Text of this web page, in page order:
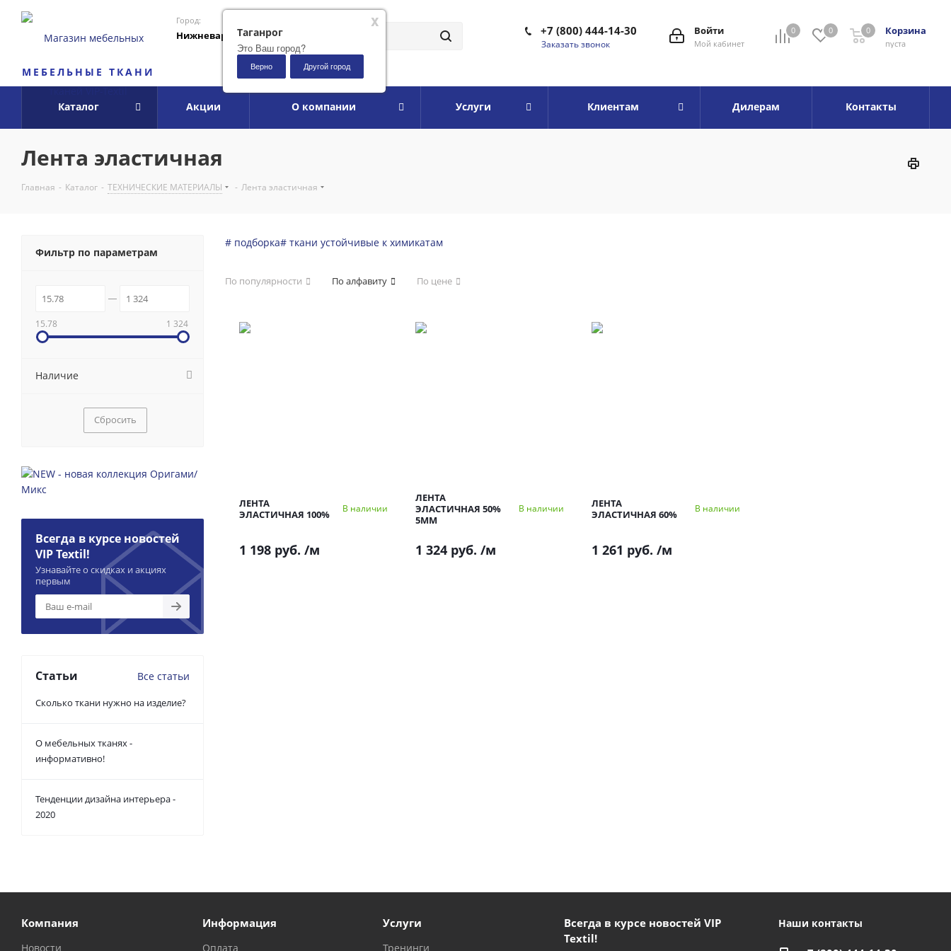
МЕБЕЛЬНЫЕ ТКАНИ
Город:
Нижневартовск 0 0 Корзина
пуста
0
Войти
Мой кабинет
+7 (800) 444-14-30
Заказать звонок
Каталог Акции О компании Услуги Клиентам Дилерам Контакты
x
Таганрог
Это Ваш город?
Верно Другой город
Лента эластичная
Главная - Каталог - ТЕХНИЧЕСКИЕ МАТЕРИАЛЫ - Лента эластичная
# подборка# ткани устойчивые к химикатам
По популярности По алфавиту По цене
ЛЕНТА
ЭЛАСТИЧНАЯ 100%
В наличии
1 198 руб. /м
ЛЕНТА
ЭЛАСТИЧНАЯ 50%
5ММ
В наличии
1 324 руб. /м
ЛЕНТА
ЭЛАСТИЧНАЯ 60%
В наличии
1 261 руб. /м
Фильтр по параметрам
15.78 1 324
Наличие
Сбросить
Всегда в курсе новостей
VIP Textil!
Узнавайте о скидках и акциях
первым
Статьи Все статьи
Сколько ткани нужно на изделие?
О мебельных тканях -
информативно!
Тенденции дизайна интерьера -
2020
Компания
Новости
Информация
Оплата
Услуги
Тренинги
Всегда в курсе новостей VIP
Textil!
Наши контакты